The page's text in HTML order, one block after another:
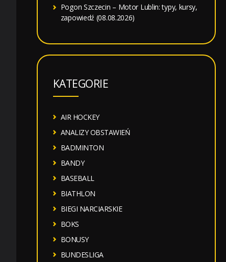
Pogon Szczecin – Motor Lublin: typy, kursy,
zapowiedź (08.08.2026)
KATEGORIE
AIR HOCKEY
ANALIZY OBSTAWIEŃ
BADMINTON
BANDY
BASEBALL
BIATHLON
BIEGI NARCIARSKIE
BOKS
BONUSY
BUNDESLIGA